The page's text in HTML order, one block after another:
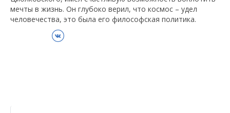
мечты в жизнь. Он глубоко верил, что космос – удел
человечества, это была его философская политика.
ВКонтакте